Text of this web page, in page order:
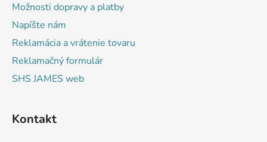
Možnosti dopravy a platby
Napíšte nám
Reklamácia a vrátenie tovaru
Reklamačný formulár
SHS JAMES web
Kontakt